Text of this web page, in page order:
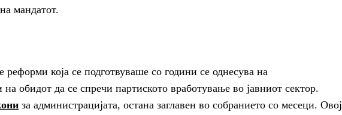
мандатот.
реформи која се подготвуваше со години се однесува на
на обидот да се спречи партиското вработување во јавниот сектор.
за администрацијата, остана заглавен во собранието со месеци. Овој